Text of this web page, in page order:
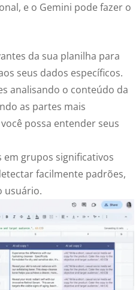
e o Gemini pode fazer o
da sua planilha para
seus dados específicos.
analisando o conteúdo da
as partes mais
possa entender seus
em grupos significativos
facilmente padrões,
usuário.